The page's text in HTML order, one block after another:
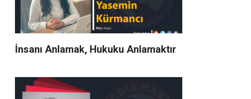
İnsanı Anlamak, Hukuku Anlamaktır